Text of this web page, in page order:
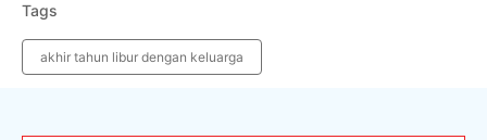
Tags
akhir tahun libur dengan keluarga